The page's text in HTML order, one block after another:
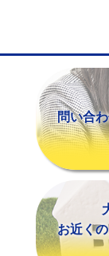
コンクリート
モルタル補修
追加人工
廃棄・処分
※給水管工事は
問い合
お近く